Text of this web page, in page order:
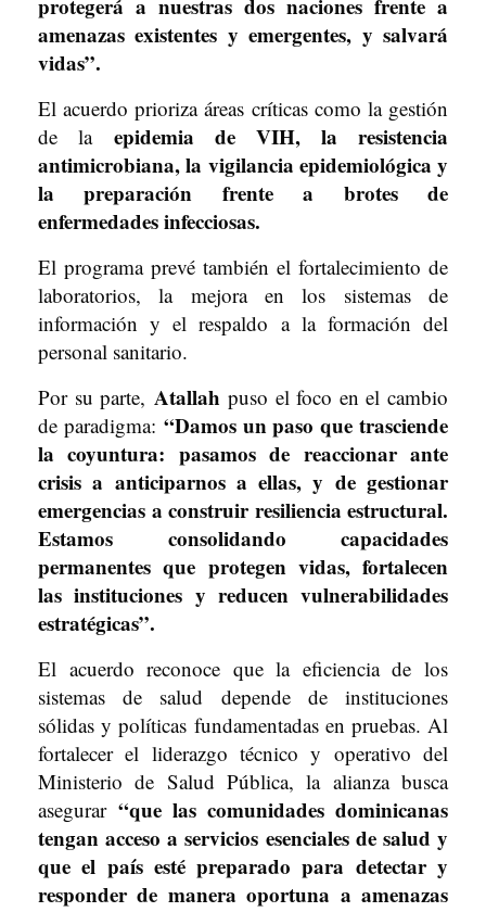
protegerá a nuestras dos naciones frente a
amenazas existentes y emergentes, y salvará
vidas”.
El acuerdo prioriza áreas críticas como la gestión
de la epidemia de VIH, la resistencia
antimicrobiana, la vigilancia epidemiológica y
la preparación frente a brotes de
enfermedades infecciosas.
El programa prevé también el fortalecimiento de
laboratorios, la mejora en los sistemas de
información y el respaldo a la formación del
personal sanitario.
Por su parte, Atallahpuso el foco en el cambio
de paradigma: “Damos un paso que trasciende
la coyuntura: pasamos de reaccionar ante
crisis a anticiparnos a ellas, y de gestionar
emergencias a construir resiliencia estructural.
Estamos consolidando capacidades
permanentes que protegen vidas, fortalecen
las instituciones y reducen vulnerabilidades
estratégicas”.
El acuerdo reconoce que la eficiencia de los
sistemas de salud depende de instituciones
sólidas y políticas fundamentadas en pruebas. Al
fortalecer el liderazgo técnico y operativo del
Ministerio de Salud Pública, la alianza busca
asegurar “que las comunidades dominicanas
tengan acceso a servicios esenciales de salud y
que el país esté preparado para detectar y
responder de manera oportuna a amenazas